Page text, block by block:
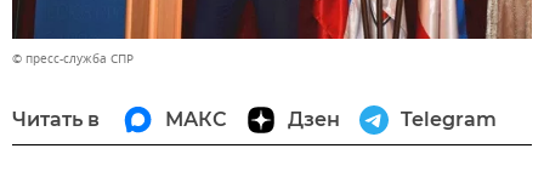
© пресс-служба СПР
Читать в МАКС Дзен Telegram